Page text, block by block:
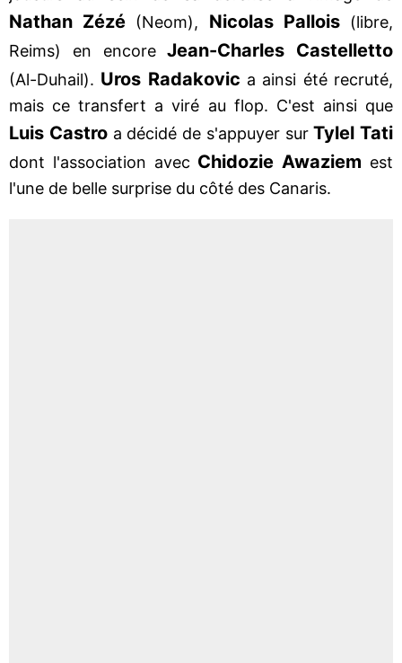
Nathan Zézé (Neom), Nicolas Pallois(libre,
Reims) en encoreJean-Charles Castelletto
(Al-Duhail). Uros Radakovic a ainsi été recruté,
mais ce transfert a viré au flop. C'est ainsi que
Luis Castroa décidé de s'appuyer surTylel Tati
dont l'association avec Chidozie Awaziem est
l'une de belle surprise du côté des Canaris.